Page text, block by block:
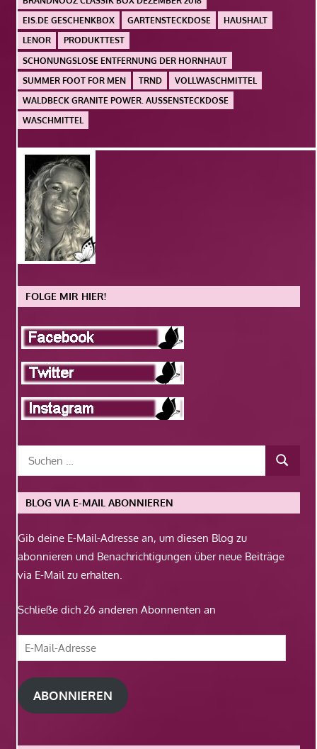
EIS.DE GESCHENKBOX
GARTENSTECKDOSE
HAUSHALT
LENOR
PRODUKTTEST
SCHONUNGSLOSE ENTFERNUNG DER HORNHAUT
SUMMER FOOT FOR MEN
TRND
VOLLWASCHMITTEL
WALDBECK GRANITE POWER. AUSSENSTECKDOSE
WASCHMITTEL
FOLGE MIR HIER!
BLOG VIA E-MAIL ABONNIEREN
Gib deine E-Mail-Adresse an, um diesen Blog zu
abonnieren und Benachrichtigungen über neue Beiträge
via E-Mail zu erhalten.
Schließe dich 26 anderen Abonnenten an
E-
Mail-
Adresse
ABONNIEREN